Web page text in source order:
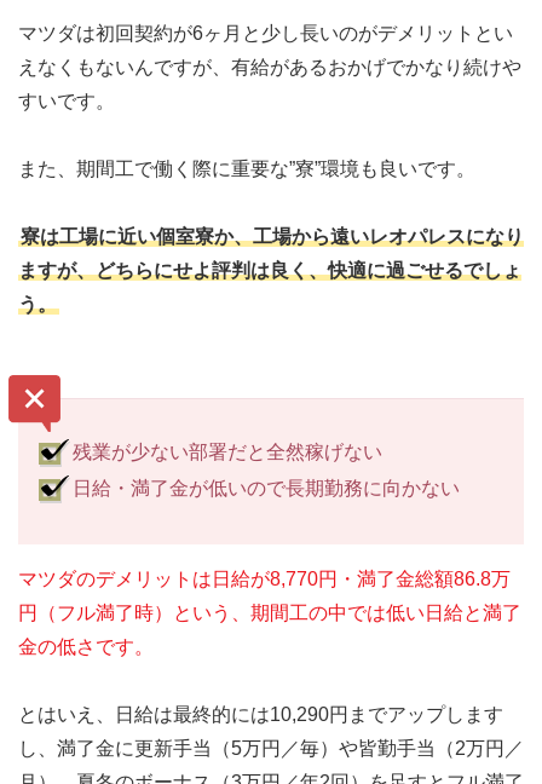
マツダは初回契約が6ヶ月と少し長いのがデメリットとい
えなくもないんですが、有給があるおかげでかなり続けや
すいです。
また、期間工で働く際に重要な”寮”環境も良いです。
寮は工場に近い個室寮か、工場から遠いレオパレスになり
ますが、どちらにせよ評判は良く、快適に過ごせるでしょ
う。
残業が少ない部署だと全然稼げない
日給・満了金が低いので長期勤務に向かない
マツダのデメリットは日給が8,770円・満了金総額86.8万
円（フル満了時）という、期間工の中では低い日給と満了
金の低さです。
とはいえ、日給は最終的には10,290円までアップします
し、満了金に更新手当（5万円／毎）や皆勤手当（2万円／